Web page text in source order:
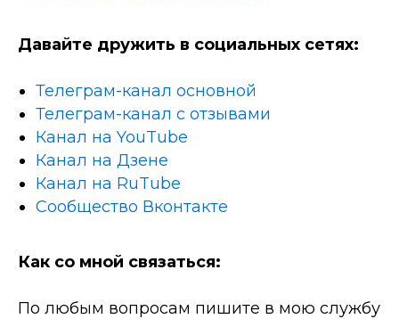
Давайте дружить в социальных сетях:
Телеграм-канал основной
Телеграм-канал с отзывами
Канал на YouTube
Канал на Дзене
Канал на RuTube
Сообщество Вконтакте
Как со мной связаться:
По любым вопросам пишите в мою службу